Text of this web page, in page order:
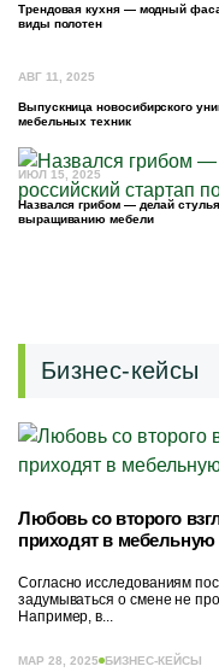
Трендовая кухня — модный
виды полотен
АВГ 11, 2025
Выпускница новосибирского
мебельных техник
ИЮЛ 15, 2025
Назвался грибом — делай
выращиванию мебели
Бизнес-кейсы
Любовь со второго
приходят в
Согласно исследованиям
задумываться о смене не
Например, в...
МАР 28, 2025 БИЗНЕС-КЕЙСЫ